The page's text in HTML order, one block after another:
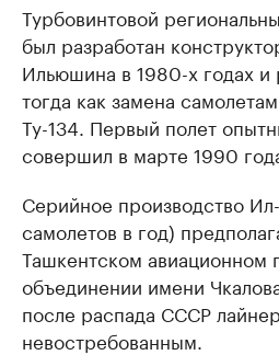
Турбовинтовой
был разработан
Ильюшина в 1980-х годах и
тогда как замена
Ту-134. Первый полет
совершил в марте 1990
Серийное производство
самолетов в год)
Ташкентском авиационном
объединении имени
после распада СССР
невостребованным.